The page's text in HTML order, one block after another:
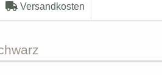
Versandkosten